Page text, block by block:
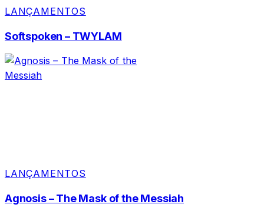
LANÇAMENTOS
Softspoken – TWYLAM
LANÇAMENTOS
Agnosis – The Mask of the Messiah